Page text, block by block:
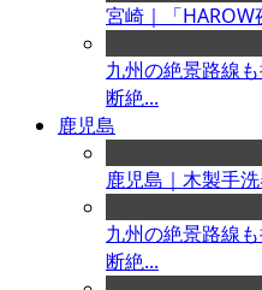
宮崎｜「
九州の絶景路線
断絶...
鹿児島
鹿児島｜木製手
九州の絶景路線
断絶...